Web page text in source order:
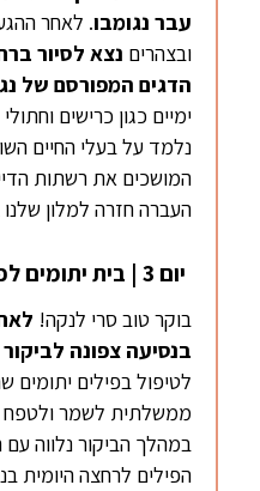
עבר נגומבו. לאחר
ובצהרים נצא לסיור
הדגים המפורסם של
ימיים כגון כרישים
נלמד על בעלי החיים
המושכים את רשתות
העברה חזרה למלון שלנו
יום 3 | בית יתומים לפילים ומערות דמבולה
בוקר טוב סרי לנקה!
בנסיעה צפונה לביקור
לטיפול בפילים יתומים
ממשלתית לשמר ולטפח
במהלך הביקור נלווה
הפילים לרחצה היומית